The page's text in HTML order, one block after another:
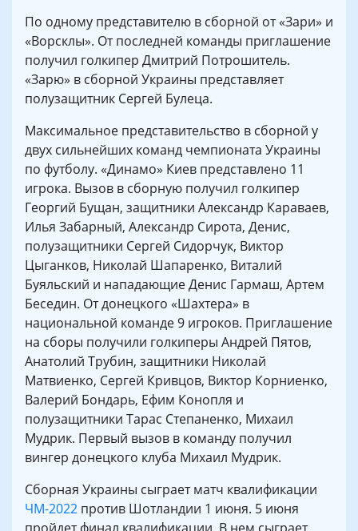
По одному представителю в сборной от «Зари» и
«Ворсклы». От последней команды приглашение
получил голкипер Дмитрий Потрошитель.
«Зарю» в сборной Украины представляет
полузащитник Сергей Булеца.
Максимальное представительство в сборной у
двух сильнейших команд чемпионата Украины
по футболу. «Динамо» Киев представлено 11
игрока. Вызов в сборную получил голкипер
Георгий Бущан, защитники Александр Караваев,
Илья Забарный, Александр Сирота, Денис,
полузащитники Сергей Сидорчук, Виктор
Цыганков, Николай Шапаренко, Виталий
Буяльский и нападающие Денис Гармаш, Артем
Беседин. От донецкого «Шахтера» в
национальной команде 9 игроков. Приглашение
на сборы получили голкиперы Андрей Пятов,
Анатолий Трубин, защитники Николай
Матвиенко, Сергей Кривцов, Виктор Корниенко,
Валерий Бондарь, Ефим Конопля и
полузащитники Тарас Степаненко, Михаил
Мудрик. Первый вызов в команду получил
вингер донецкого клуба Михаил Мудрик.
Сборная Украины сыграет матч квалификации
ЧМ-2022 против Шотландии 1 июня. 5 июня